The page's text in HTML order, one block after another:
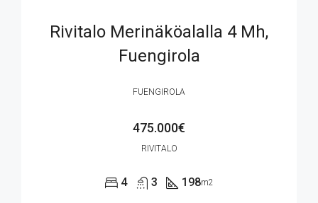
Rivitalo Merinäköalalla 4 Mh,
Fuengirola
FUENGIROLA
475.000€
RIVITALO
4 3 198m2